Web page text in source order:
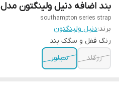
بند اضافه دنیل ولینگتون مدل southampton (سایز 28)
southampton series strap
برند:دنیل ولینگتون
رنگ قفل و سگک بند
رزگلد
سیلور